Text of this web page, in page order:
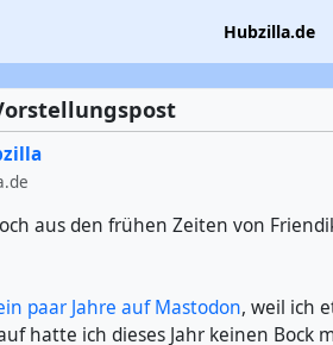
Hubzilla.de
aus den frühen Zeiten von
paar Jahre auf Mastodon, weil ich
hatte ich dieses Jahr keinen Bock